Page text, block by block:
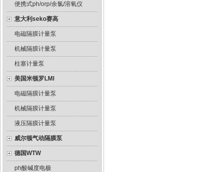
便携式ph/orp/余氯/溶氧仪
意大利seko赛高
电磁隔膜计量泵
机械隔膜计量泵
柱塞计量泵
美国米顿罗LMI
电磁隔膜计量泵
机械隔膜计量泵
液压隔膜计量泵
威尔顿气动隔膜泵
德国WTW
ph酸碱度电极